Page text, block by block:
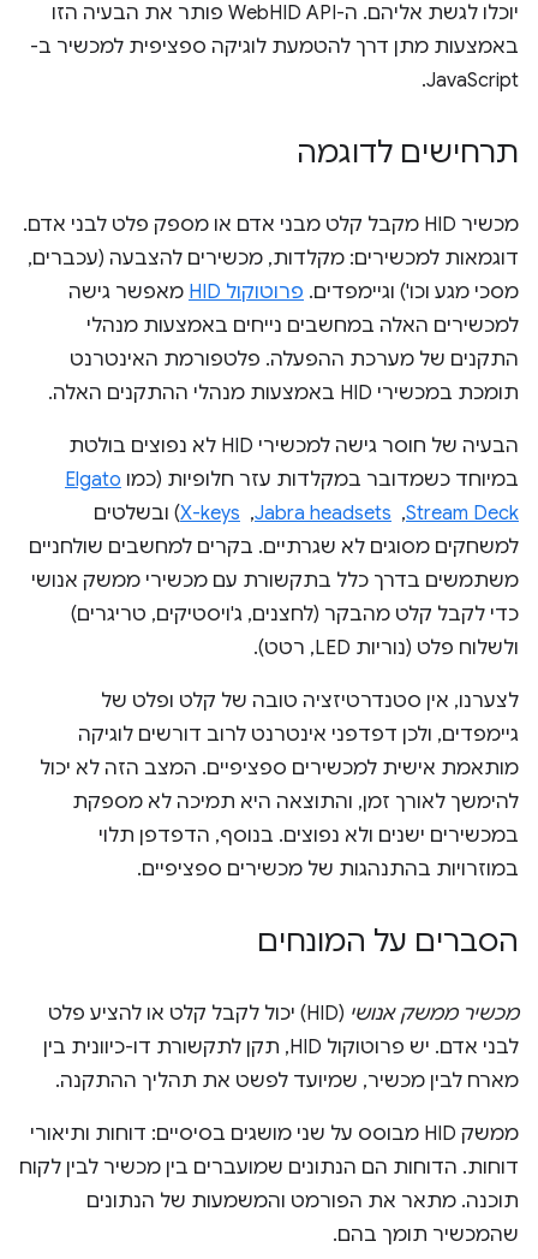
יוכלו לגשת אליהם. ה-WebHID API פותר את הבעיה הזו
באמצעות מתן דרך להטמעת לוגיקה ספציפית למכשיר ב-
JavaScript.
תרחישים לדוגמה
מכשיר HID מקבל קלט מבני אדם או מספק פלט לבני אדם.
דוגמאות למכשירים: מקלדות, מכשירים להצבעה (עכברים,
מסכי מגע וכו') וגיימפדים. פרוטוקול HID
מאפשר גישה
למכשירים האלה במחשבים נייחים באמצעות מנהלי
התקנים של מערכת ההפעלה. פלטפורמת האינטרנט
תומכת במכשירי HID באמצעות מנהלי ההתקנים האלה.
הבעיה של חוסר גישה למכשירי HID לא נפוצים בולטת
במיוחד כשמדובר במקלדות עזר חלופיות (כמו Elgato
Stream Deck
, ‏
Jabra headsets
, ‏
X-keys) ובשלטים
למשחקים מסוגים לא שגרתיים. בקרים למחשבים שולחניים
משתמשים בדרך כלל בתקשורת עם מכשירי ממשק אנושי
כדי לקבל קלט מהבקר (לחצנים, ג'ויסטיקים, טריגרים)
ולשלוח פלט (נוריות LED, רטט).
לצערנו, אין סטנדרטיזציה טובה של קלט ופלט של
גיימפדים, ולכן דפדפני אינטרנט לרוב דורשים לוגיקה
מותאמת אישית למכשירים ספציפיים. המצב הזה לא יכול
להימשך לאורך זמן, והתוצאה היא תמיכה לא מספקת
במכשירים ישנים ולא נפוצים. בנוסף, הדפדפן תלוי
במוזרויות בהתנהגות של מכשירים ספציפיים.
הסברים על המונחים
מכשיר ממשק אנושי
(HID) יכול לקבל קלט או להציע פלט
לבני אדם. יש פרוטוקול HID, תקן לתקשורת דו-כיוונית בין
מארח לבין מכשיר, שמיועד לפשט את תהליך ההתקנה.
ממשק HID מבוסס על שני מושגים בסיסיים: דוחות ותיאורי
דוחות. הדוחות הם הנתונים שמועברים בין מכשיר לבין לקוח
תוכנה. מתאר את הפורמט והמשמעות של הנתונים
שהמכשיר תומך בהם.